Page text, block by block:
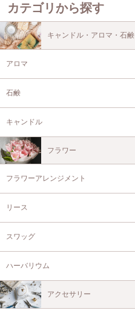
カテゴリから探す
キャンドル・アロマ・石鹸
アロマ
石鹸
キャンドル
フラワー
フラワーアレンジメント
リース
スワッグ
ハーバリウム
アクセサリー